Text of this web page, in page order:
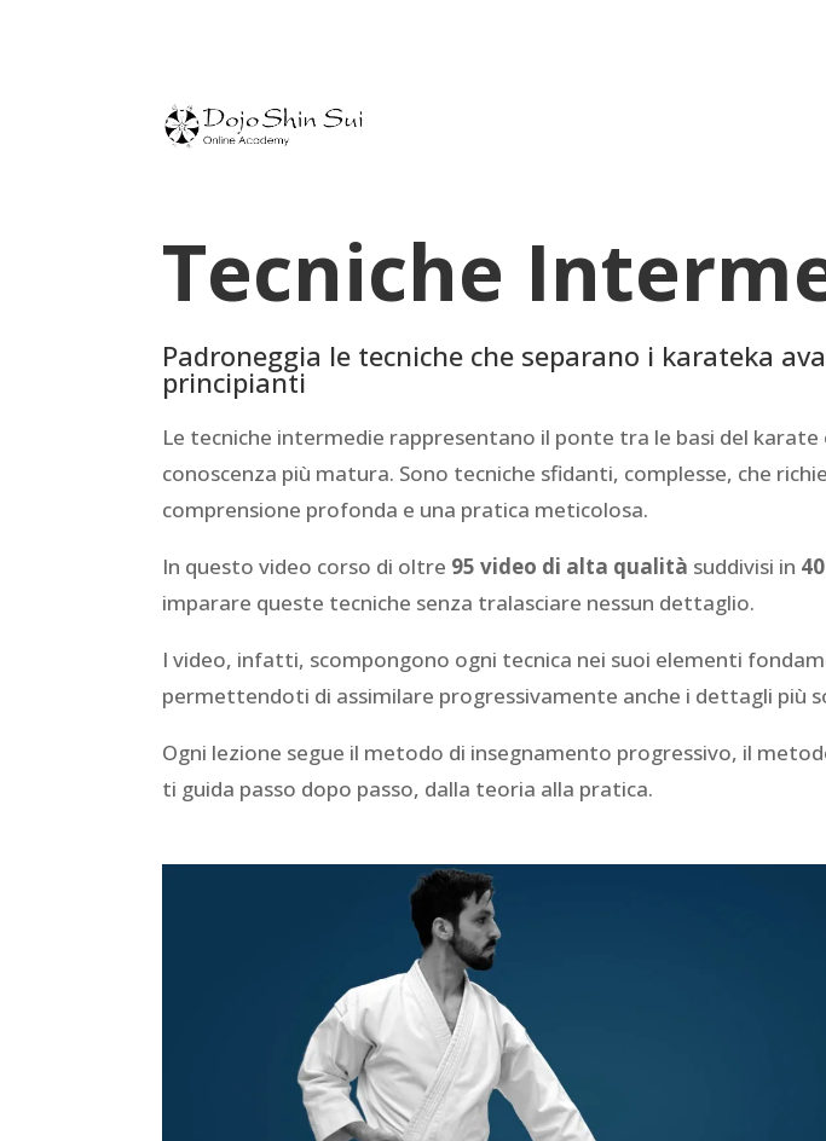
Tecniche
Padroneggia le tecniche che separano i karateka
principianti
Le tecniche intermedie rappresentano il ponte tra le basi del karate
conoscenza più matura. Sono tecniche sfidanti, complesse, che
comprensione profonda e una pratica meticolosa.
In questo video corso di oltre 95 video di alta qualità suddivisi in
imparare queste tecniche senza tralasciare nessun dettaglio.
I video, infatti, scompongono ogni tecnica nei suoi elementi
permettendoti di assimilare progressivamente anche i dettagli più
Ogni lezione segue il metodo di insegnamento progressivo, il
ti guida passo dopo passo, dalla teoria alla pratica.